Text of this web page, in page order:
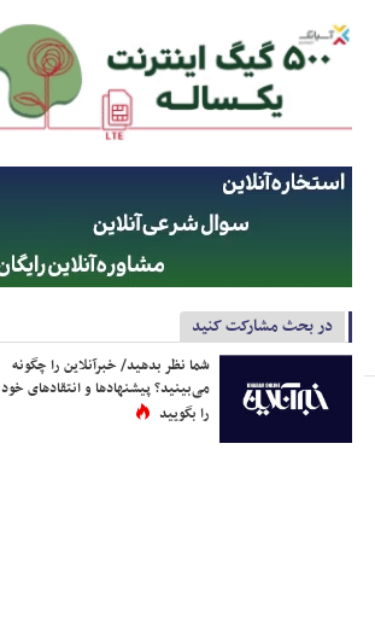
در بحث مشارکت کنید
شما نظر بدهید/ خبرآنلاین را چگونه
می‌بینید؟ پیشنهادها و انتقادهای خود
را بگویید